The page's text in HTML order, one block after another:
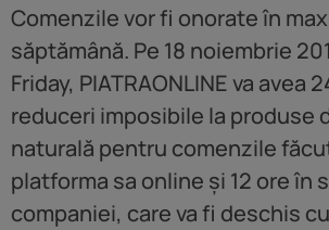
Comenzile vor fi onorate în
săptămână. Pe 18 noiembrie
Friday, PIATRAONLINE va avea
reduceri imposibile la produse
naturală pentru comenzile
platforma sa online și 12 ore în
companiei, care va fi deschis